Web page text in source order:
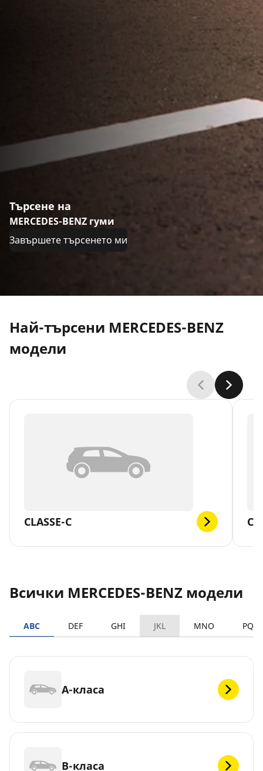
Търсене на
MERCEDES-BENZ гуми
Завършете търсенето ми
Най-търсени MERCEDES-BENZ
модели
CLASSE-C
Всички MERCEDES-BENZ модели
ABC DEF GHI JKL MNO PQRS
A-класа
B-класа